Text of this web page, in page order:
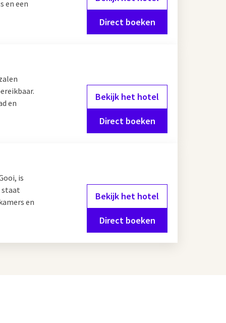
en een
Direct boeken
en
Bekijk het hotel
Direct boeken
is
staat
en
Bekijk het hotel
Direct boeken